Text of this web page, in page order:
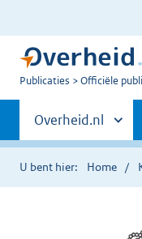
U
Publicaties Officiële
Primaire
navigatie
Andere
sites
binnen
Overheid.nl
U bent hier: Home